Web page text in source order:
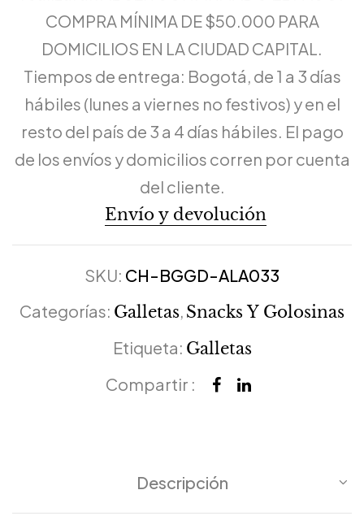
COMPRA MÍNIMA DE $50.000 PARA
DOMICILIOS EN LA CIUDAD CAPITAL.
Tiempos de entrega: Bogotá, de 1 a 3 días
hábiles (lunes a viernes no festivos) y en el
resto del país de 3 a 4 días hábiles. El pago
de los envíos y domicilios corren por cuenta
del cliente.
Envío y devolución
SKU: CH-BGGD-ALA033
Categorías: Galletas Snacks Y Golosinas
Etiqueta: Galletas
Compartir :
Descripción